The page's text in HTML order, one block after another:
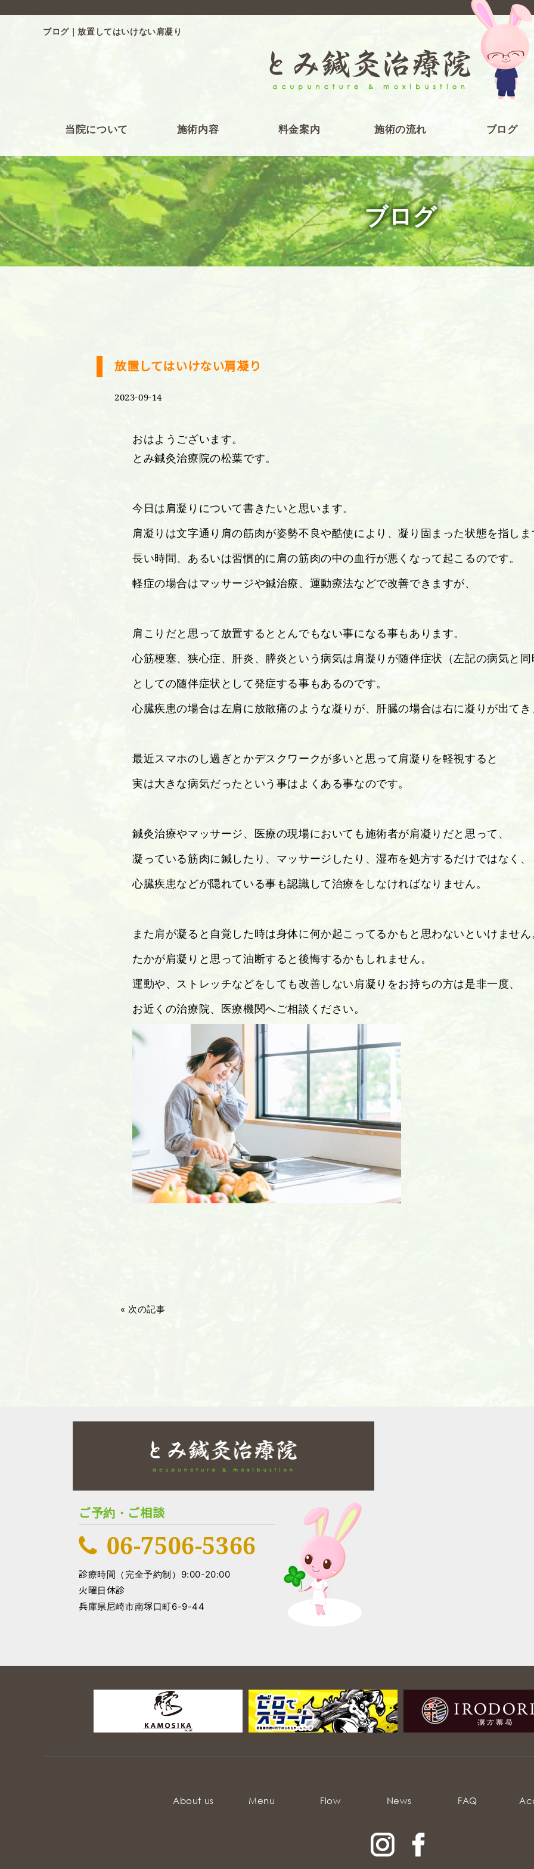
ブログ｜放置してはいけない肩凝り
当院について 施術内容 料金案内 施術の流れ ブログ
ブログ
放置してはいけない肩凝り
2023-09-14
おはようございます。
とみ鍼灸治療院の松葉です。
今日は肩凝りについて書きたいと思います。
肩凝りは文字通り肩の筋肉が姿勢不良や酷使により、凝り固まった状態を指し
長い時間、あるいは習慣的に肩の筋肉の中の血行が悪くなって起こるのです。
軽症の場合はマッサージや鍼治療、運動療法などで改善できますが、
肩こりだと思って放置するととんでもない事になる事もあります。
心筋梗塞、狭心症、肝炎、膵炎という病気は肩凝りが随伴症状（左記の病気と
としての随伴症状として発症する事もあるのです。
心臓疾患の場合は左肩に放散痛のような凝りが、肝臓の場合は右に凝りが出て
最近スマホのし過ぎとかデスクワークが多いと思って肩凝りを軽視すると
実は大きな病気だったという事はよくある事なのです。
鍼灸治療やマッサージ、医療の現場においても施術者が肩凝りだと思って、
凝っている筋肉に鍼したり、マッサージしたり、湿布を処方するだけではなく、
心臓疾患などが隠れている事も認識して治療をしなければなりません。
また肩が凝ると自覚した時は身体に何か起こってるかもと思わないといけません
たかが肩凝りと思って油断すると後悔するかもしれません。
運動や、ストレッチなどをしても改善しない肩凝りをお持ちの方は是非一度、
お近くの治療院、医療機関へご相談ください。
« 次の記事
ご予約・ご相談
06-7506-5366
診療時間（完全予約制） 9:00-20:00
火曜日休診
兵庫県尼崎市南塚口町6-9-44
About us Menu Flow News FAQ